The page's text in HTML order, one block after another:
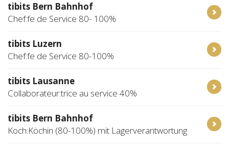
tibits Bern Bahnhof
Chef:fe de Service 80- 100%
tibits Luzern
Chef:fe de Service 80-100%
tibits Lausanne
Collaborateur:trice au service 40%
tibits Bern Bahnhof
Koch:Köchin (80-100%) mit Lagerverantwortung